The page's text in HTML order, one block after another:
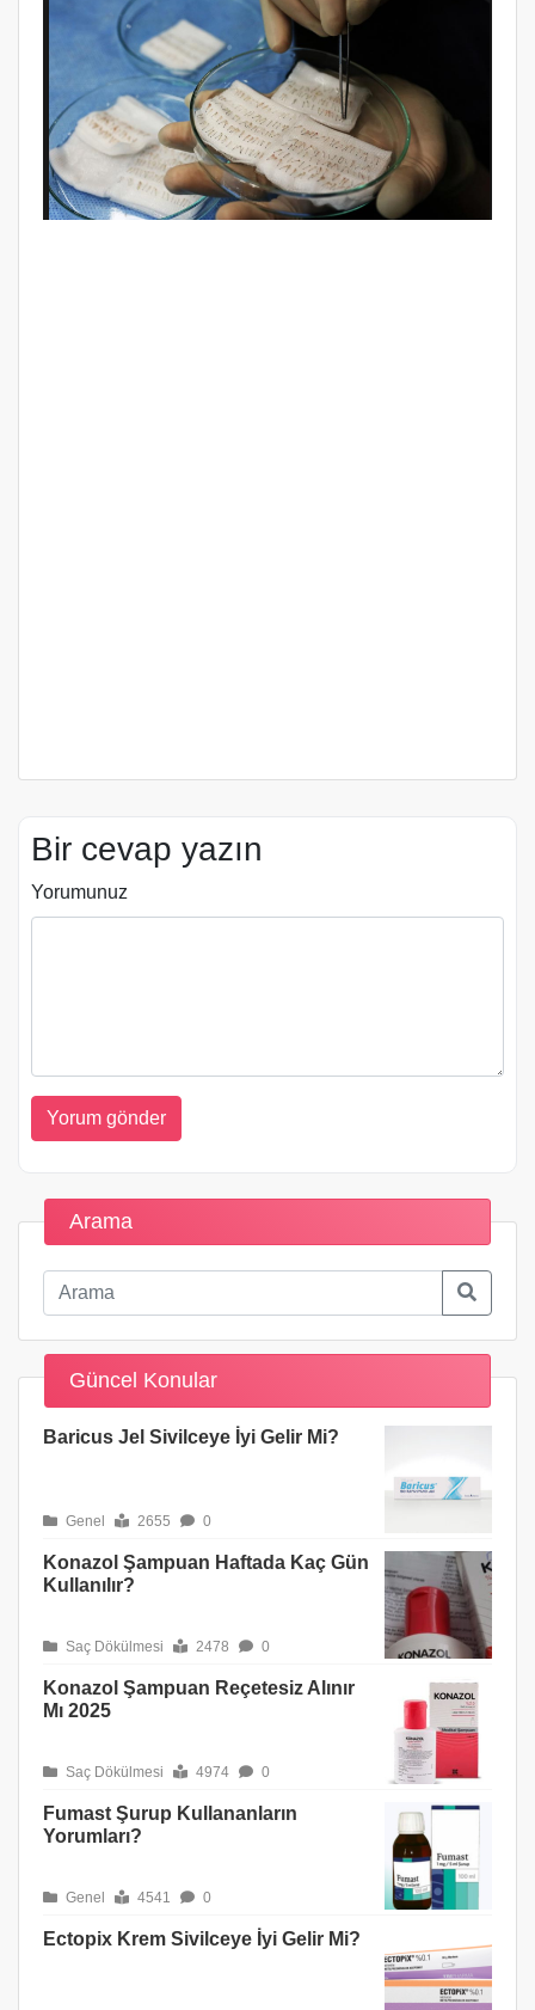
Bir cevap yazın
Yorumunuz
Arama
Güncel Konular
Baricus Jel Sivilceye İyi Gelir Mi?
Genel 2655 0
Konazol Şampuan Haftada Kaç Gün
Kullanılır?
Saç Dökülmesi 2478 0
Konazol Şampuan Reçetesiz Alınır
Mı 2025
Saç Dökülmesi 4974 0
Fumast Şurup Kullananların
Yorumları?
Genel 4541 0
Ectopix Krem Sivilceye İyi Gelir Mi?